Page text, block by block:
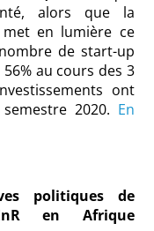
alors que la
en lumière ce
de start-up
au cours des 3
ont
2020. En
politiques de
en Afrique